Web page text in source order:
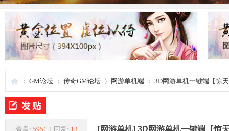
»
GM论坛
›
传奇GM论坛
›
网游单机端
›
3D网游单机一键端【惊
查看: 5951 | 回复: 13